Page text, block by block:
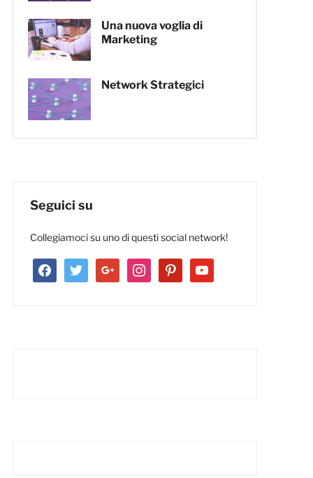
Una nuova voglia di
Marketing
Network Strategici
Seguici su
Collegiamoci su uno di questi social network!
facebooktwitter google instagrampinterestyoutube